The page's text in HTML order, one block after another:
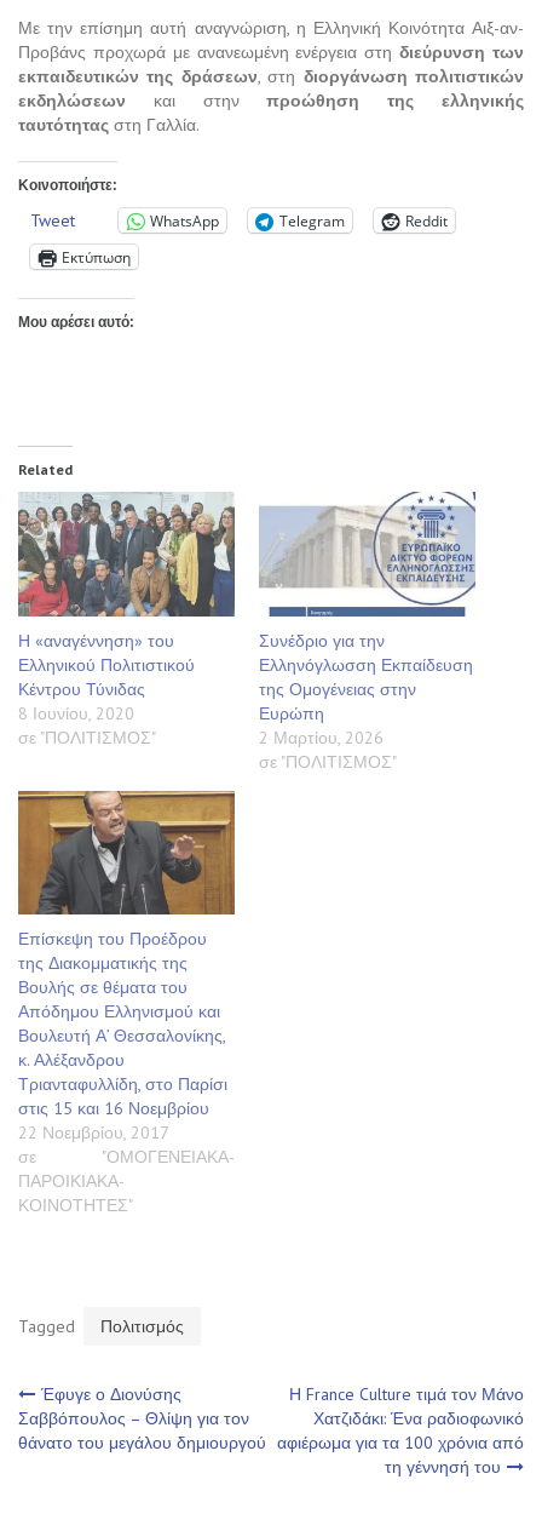
Με την επίσημη αυτή αναγνώριση, η Ελληνική Κοινότητα Αιξ-αν-
Προβάνς προχωρά με ανανεωμένη ενέργεια στηδιεύρυνση των
εκπαιδευτικών της δράσεων, στη διοργάνωση πολιτιστικών
εκδηλώσεων και στηνπροώθηση της ελληνικής
ταυτότητας στη Γαλλία.
Κοινοποιήστε:
Tweet WhatsApp Telegram
Reddit
Εκτύπωση
Μου αρέσει αυτό:
Related
Η «αναγέννηση» του
Ελληνικού Πολιτιστικού
Κέντρου Τύνιδας
8 Ιουνίου, 2020
σε "ΠΟΛΙΤΙΣΜΟΣ"
Συνέδριο για την
Ελληνόγλωσση Εκπαίδευση
της Ομογένειας στην
Ευρώπη
2 Μαρτίου, 2026
σε "ΠΟΛΙΤΙΣΜΟΣ"
Επίσκεψη του Προέδρου
της Διακομματικής της
Βουλής σε θέματα του
Απόδημου Ελληνισμού και
Βουλευτή Α’ Θεσσαλονίκης,
κ. Αλέξανδρου
Τριανταφυλλίδη, στο Παρίσι
στις 15 και 16 Νοεμβρίου
22 Νοεμβρίου, 2017
σε "ΟΜΟΓΕΝΕΙΑΚΑ-
ΠΑΡΟΙΚΙΑΚΑ-
ΚΟΙΝΟΤΗΤΕΣ"
Tagged Πολιτισμός
Πλοήγηση
άρθρων
Έφυγε ο Διονύσης
Σαββόπουλος – Θλίψη για τον
θάνατο του μεγάλου δημιουργού
Η France Culture τιμά τον Μάνο
Χατζιδάκι: Ένα ραδιοφωνικό
αφιέρωμα για τα 100 χρόνια από
τη γέννησή του